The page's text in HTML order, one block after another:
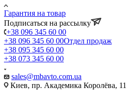
Гарантия на товар
Подписаться на рассылку
+38 096 345 60 00
+38 096 345 60 00Отдел продаж
+38 095 345 60 00
+38 073 345 60 00
sales@mbavto.com.ua
Киев, пр. Академика Королёва, 11